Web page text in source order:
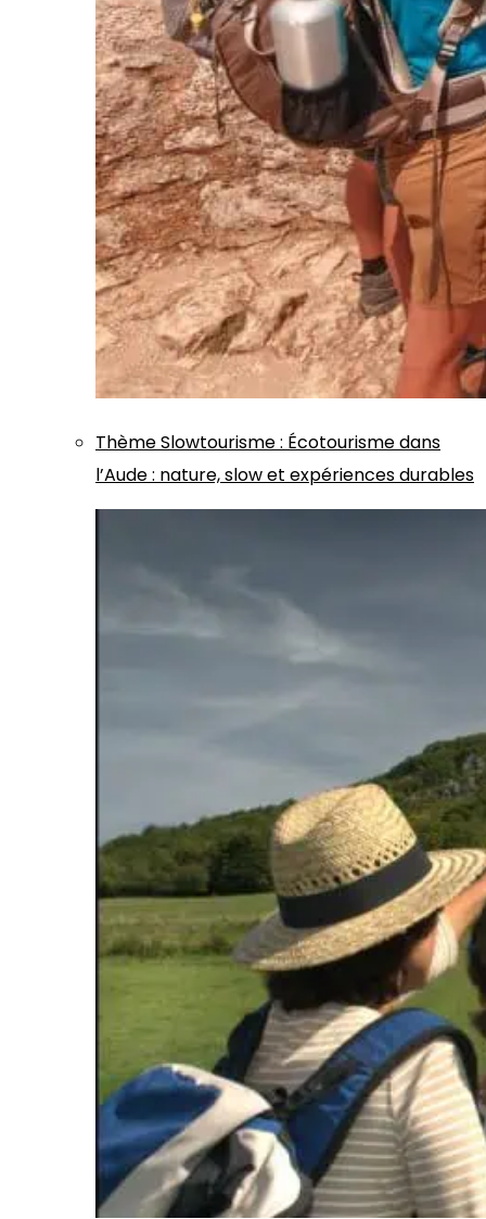
ThèmeSlowtourisme: Écotourisme dans
l’Aude : nature, slow et expériences durables